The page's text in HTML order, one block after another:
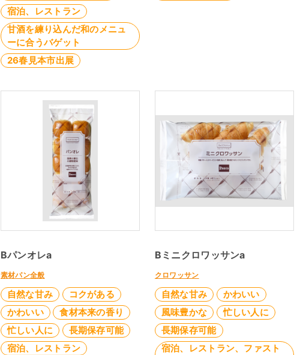
宿泊、レストラン
甘酒を練り込んだ和のメニュ
ーに合うバゲット
26春見本市出展
Bパンオレa
素材パン全般
自然な甘み
コクがある
かわいい
食材本来の香り
忙しい人に
長期保存可能
宿泊、レストラン
Bミニクロワッサンa
クロワッサン
自然な甘み
かわいい
風味豊かな
忙しい人に
長期保存可能
宿泊、レストラン、ファスト